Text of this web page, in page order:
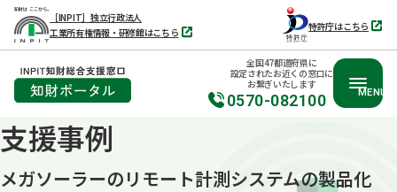
本
文
へ
［INPIT］独立行政法人
工業所有権情報・研修館はこちら
別
タ
特許庁はこちら
別
タ
ブ
く
全国47都道府県に
設定されたお近くの窓口に
お繋ぎいたします
0570-082100 MENU
支援事例
メガソーラーのリモート計測システムの製品化